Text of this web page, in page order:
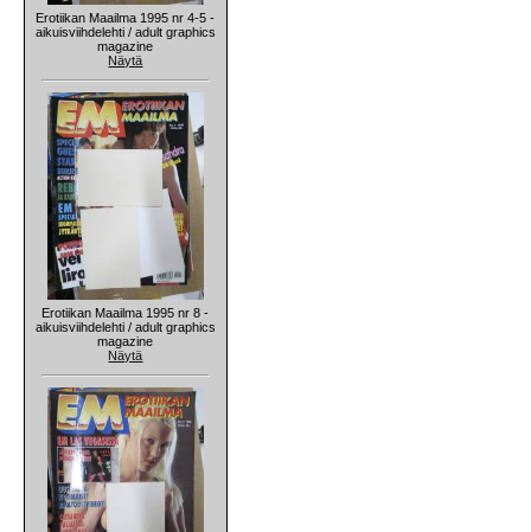
Erotiikan Maailma 1995 nr 4-5 -
aikuisviihdelehti / adult graphics
magazine
Näytä
Erotiikan Maailma 1995 nr 8 -
aikuisviihdelehti / adult graphics
magazine
Näytä